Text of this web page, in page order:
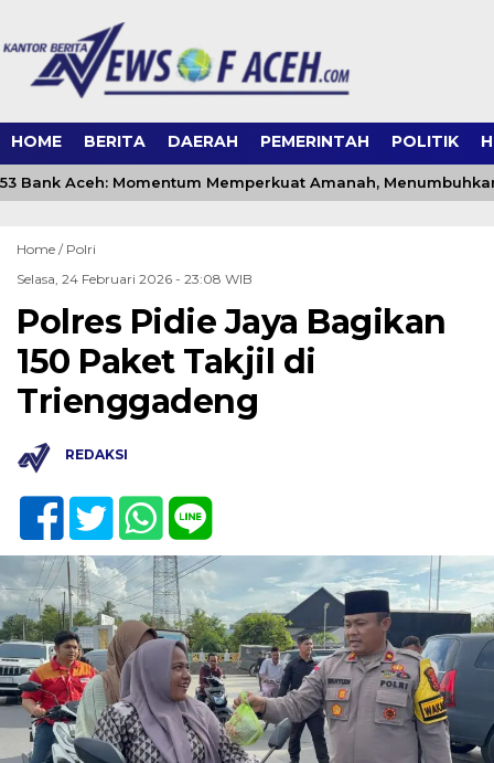
HOME BERITA DAERAH PEMERINTAH POLITIK
Bank Aceh: Momentum Memperkuat Amanah,
Home / Polri
Selasa, 24 Februari 2026 - 23:08 WIB
Polres Pidie Jaya Bagikan
150 Paket Takjil di
Trienggadeng
REDAKSI